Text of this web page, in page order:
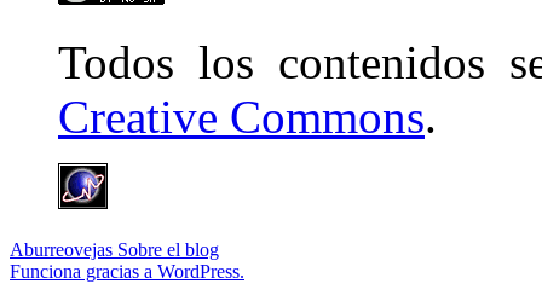
Todos los contenidos
Creative Commons.
Aburreovejas Sobre el blog
Funciona gracias a WordPress.